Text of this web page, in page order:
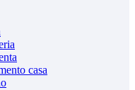
casa